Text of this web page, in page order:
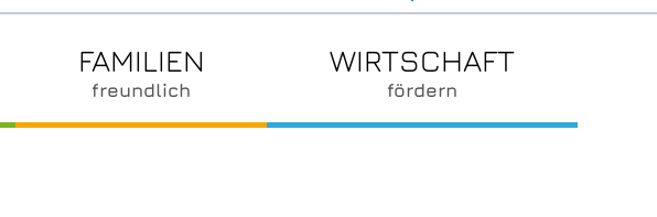
FAMILIEN
freundlich
WIRTSCHAFT
fördern